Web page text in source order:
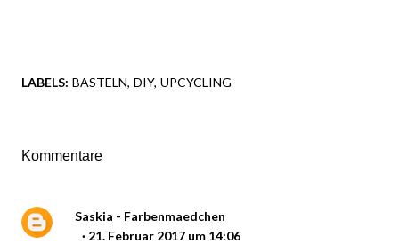
LABELS: BASTELN DIY UPCYCLING
Kommentare
Saskia - Farbenmaedchen
21. Februar 2017 um 14:06